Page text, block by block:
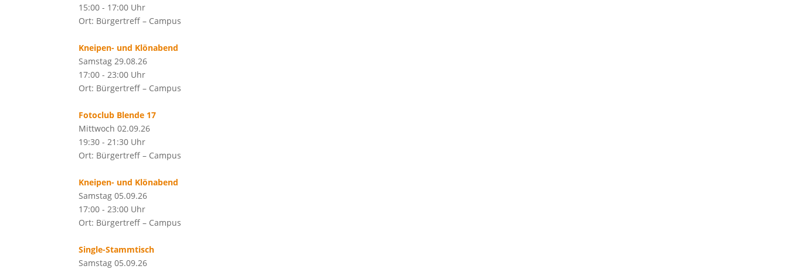
15:00 - 17:00 Uhr
Ort: Bürgertreff – Campus
Kneipen- und Klönabend
Samstag 29.08.26
17:00 - 23:00 Uhr
Ort: Bürgertreff – Campus
Fotoclub Blende 17
Mittwoch 02.09.26
19:30 - 21:30 Uhr
Ort: Bürgertreff – Campus
Kneipen- und Klönabend
Samstag 05.09.26
17:00 - 23:00 Uhr
Ort: Bürgertreff – Campus
Single-Stammtisch
Samstag 05.09.26